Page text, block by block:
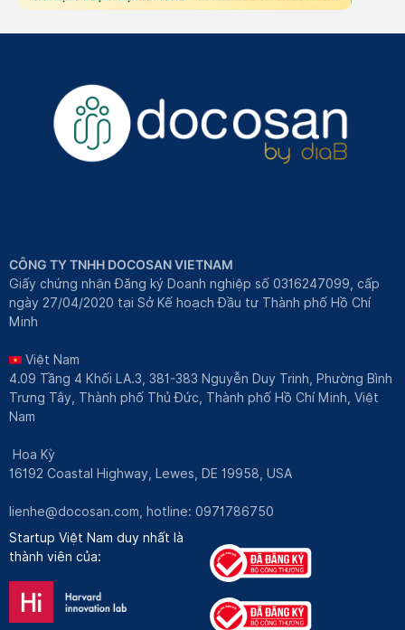
CÔNG TY TNHH DOCOSAN VIETNAM
Giấy chứng nhận Đăng ký Doanh nghiệp số 0316247099, cấp
ngày 27/04/2020 tại Sở Kế hoạch Đầu tư Thành phố Hồ Chí
Minh
Việt Nam
4.09 Tầng 4 Khối LA.3, 381-383 Nguyễn Duy Trinh, Phường Bình
Trưng Tây, Thành phố Thủ Đức, Thành phố Hồ Chí Minh, Việt
Nam
Hoa Kỳ
16192 Coastal Highway, Lewes, DE 19958, USA
lienhe@docosan.com , hotline: 0971786750
Startup Việt Nam duy nhất là
thành viên của: